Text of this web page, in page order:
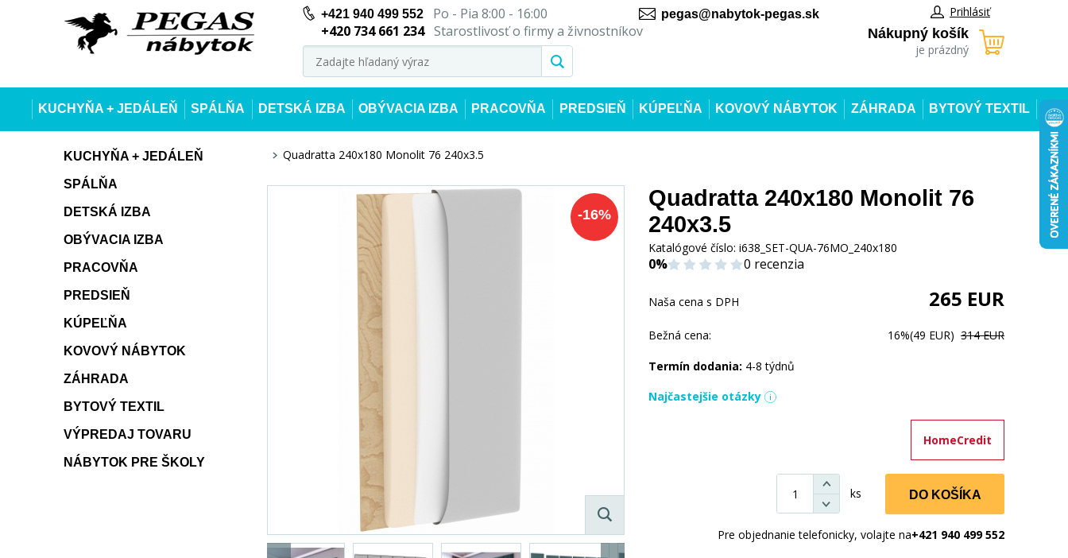
+421 940 499 552
Po - Pia 8:00 - 16:00
+420 734 661 234 Starostlivosť o firmy a živnostníkov
pegas@nabytok-pegas.sk Prihlásiť
Nákupný košík
je prázdný
KUCHYŇA + JEDÁLEŇ SPÁLŇA DETSKÁ IZBA OBÝVACIA IZBA PRACOVŇA PREDSIEŇ KÚPEĽŇA KOVOVÝ NÁBYTOK ZÁHRADA BYTOVÝ TEXTIL
KUCHYŇA + JEDÁLEŇ
SPÁLŇA
DETSKÁ IZBA
OBÝVACIA IZBA
PRACOVŇA
PREDSIEŇ
KÚPEĽŇA
KOVOVÝ NÁBYTOK
ZÁHRADA
BYTOVÝ TEXTIL
VÝPREDAJ TOVARU
NÁBYTOK PRE ŠKOLY
Quadratta 240x180 Monolit 76 240x3.5
-16%
Quadratta 240x180 Monolit 76
240x3.5
Katalógové číslo: i638_SET-QUA-76MO_240x180
0% 0 recenzia
Naša cena s DPH 265 EUR
Bežná cena: 16%(49 EUR) 314 EUR
Termín dodania: 4-8 týdnů
Najčastejšie otázky
HomeCredit
ks DO KOŠÍKA
Pre objednanie telefonicky, volajte na+421 940 499 552